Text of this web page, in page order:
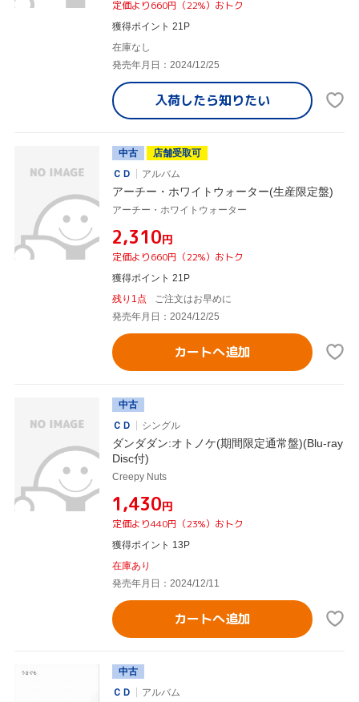
定価より660円（22%）おトク
獲得ポイント 21P
在庫なし
発売年月日：2024/12/25
入荷したら知りたい
中古
店舗受取可
ＣＤ
アルバム
アーチー・ホワイトウォーター(生産限定盤)
アーチー・ホワイトウォーター
¥2,310円
定価より660円（22%）おトク
獲得ポイント 21P
残り1点
ご注文はお早めに
発売年月日：2024/12/25
カートへ追加
中古
ＣＤ
シングル
ダンダダン:オトノケ(期間限定通常盤)(Blu-ray
Disc付)
Creepy Nuts
¥1,430円
定価より440円（23%）おトク
獲得ポイント 13P
在庫あり
発売年月日：2024/12/11
カートへ追加
中古
ＣＤ
アルバム